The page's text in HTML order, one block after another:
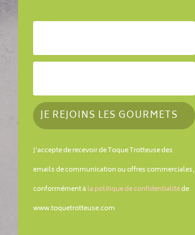
JE REJOINS LES GOURMETS
J'accepte de recevoir de Toque Trotteuse des
emails de communication ou offres commerciales,
conformément àla politique de confidentialitéde
www.toquetrotteuse.com